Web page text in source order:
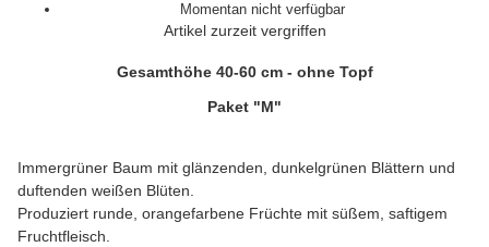
Momentan nicht verfügbar
Artikel zurzeit vergriffen
Gesamthöhe 40-60 cm - ohne Topf
Paket "M"
Immergrüner Baum mit glänzenden, dunkelgrünen Blättern und
duftenden weißen Blüten.
Produziert runde, orangefarbene Früchte mit süßem, saftigem
Fruchtfleisch.